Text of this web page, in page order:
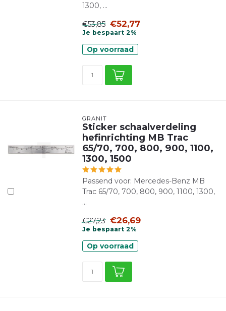
1300, ...
€53,85 €52,77
Je bespaart 2%
Op voorraad
GRANIT
Sticker schaalverdeling
hefinrichting MB Trac
65/70, 700, 800, 900, 1100,
1300, 1500
Passend voor: Mercedes-Benz MB
Trac 65/70, 700, 800, 900, 1100, 1300,
...
€27,23 €26,69
Je bespaart 2%
Op voorraad